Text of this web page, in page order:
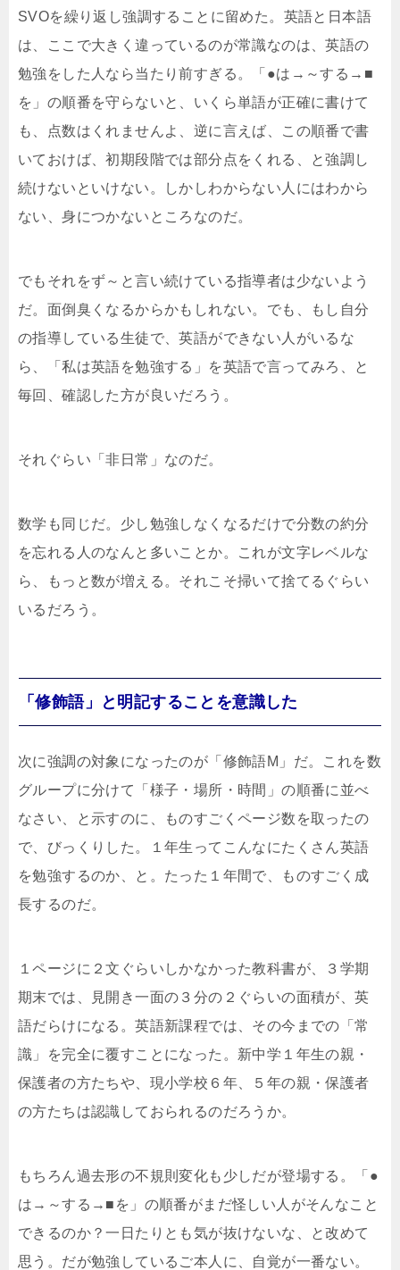
SVOを繰り返し強調することに留めた。英語と日本語
は、ここで大きく違っているのが常識なのは、英語の
勉強をした人なら当たり前すぎる。「●は→～する→■
を」の順番を守らないと、いくら単語が正確に書けて
も、点数はくれませんよ、逆に言えば、この順番で書
いておけば、初期段階では部分点をくれる、と強調し
続けないといけない。しかしわからない人にはわから
ない、身につかないところなのだ。
でもそれをず～と言い続けている指導者は少ないよう
だ。面倒臭くなるからかもしれない。でも、もし自分
の指導している生徒で、英語ができない人がいるな
ら、「私は英語を勉強する」を英語で言ってみろ、と
毎回、確認した方が良いだろう。
それぐらい「非日常」なのだ。
数学も同じだ。少し勉強しなくなるだけで分数の約分
を忘れる人のなんと多いことか。これが文字レベルな
ら、もっと数が増える。それこそ掃いて捨てるぐらい
いるだろう。
「修飾語」と明記することを意識した
次に強調の対象になったのが「修飾語M」だ。これを数
グループに分けて「様子・場所・時間」の順番に並べ
なさい、と示すのに、ものすごくページ数を取ったの
で、びっくりした。１年生ってこんなにたくさん英語
を勉強するのか、と。たった１年間で、ものすごく成
長するのだ。
１ページに２文ぐらいしかなかった教科書が、３学期
期末では、見開き一面の３分の２ぐらいの面積が、英
語だらけになる。英語新課程では、その今までの「常
識」を完全に覆すことになった。新中学１年生の親・
保護者の方たちや、現小学校６年、５年の親・保護者
の方たちは認識しておられるのだろうか。
もちろん過去形の不規則変化も少しだが登場する。「●
は→～する→■を」の順番がまだ怪しい人がそんなこと
できるのか？一日たりとも気が抜けないな、と改めて
思う。だが勉強しているご本人に、自覚が一番ない。